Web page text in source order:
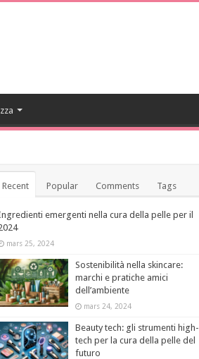
Recent Popular Comments Tags
emergenti nella cura della pelle per il
mars 25, 2024
Sostenibilità nella skincare:
marchi e pratiche amici
dell’ambiente
mars 24, 2024
Beauty tech: gli strumenti high-
tech per la cura della pelle del
futuro